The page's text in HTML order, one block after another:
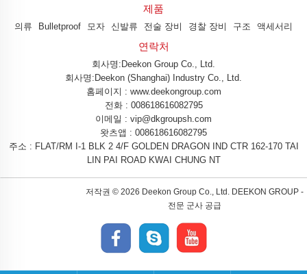
제품
의류 Bulletproof 모자 신발류 전술 장비 경찰 장비 구조 액세서리
연락처
회사명:Deekon Group Co., Ltd.
회사명:Deekon (Shanghai) Industry Co., Ltd.
홈페이지 : www.deekongroup.com
전화 : 008618616082795
이메일 : vip@dkgroupsh.com
왓츠앱 : 008618616082795
주소 : FLAT/RM I-1 BLK 2 4/F GOLDEN DRAGON IND CTR 162-170 TAI
LIN PAI ROAD KWAI CHUNG NT
저작권 © 2026 Deekon Group Co., Ltd. DEEKON GROUP -
전문 군사 공급